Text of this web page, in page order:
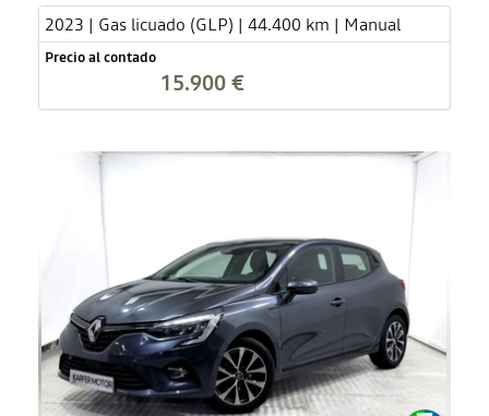
2023 | Gas licuado (GLP) | 44.400 km | Manual
Precio al contado
15.900 €